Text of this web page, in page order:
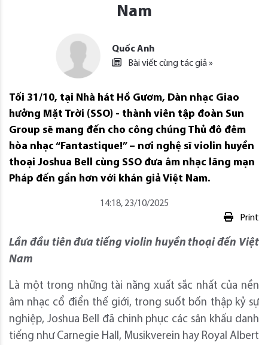
Nam
Quốc Anh
Bài viết cùng tác giả »
Tối 31/10, tại Nhà hát Hồ Gươm, Dàn nhạc Giao
hưởng Mặt Trời (SSO) - thành viên tập đoàn Sun
Group sẽ mang đến cho công chúng Thủ đô đêm
hòa nhạc “Fantastique!” – nơi nghệ sĩ violin huyền
thoại Joshua Bell cùng SSO đưa âm nhạc lãng mạn
Pháp đến gần hơn với khán giả Việt Nam.
14:18, 23/10/2025
Print
Lần đầu tiên đưa tiếng violin huyền thoại đến Việt
Nam
Là một trong những tài năng xuất sắc nhất của nền
âm nhạc cổ điển thế giới, trong suốt bốn thập kỷ sự
nghiệp, Joshua Bell đã chinh phục các sân khấu danh
tiếng như Carnegie Hall, Musikverein hay Royal Albert